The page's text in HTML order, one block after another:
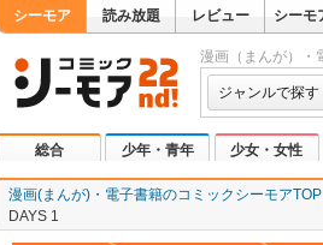
シーモア 読み放題 レビュー シーモ
漫画（まんが）・
ジャンルで探す
総合 少年・青年 少女・女性
漫画(まんが)・電子書籍のコミックシーモアTOP
DAYS 1